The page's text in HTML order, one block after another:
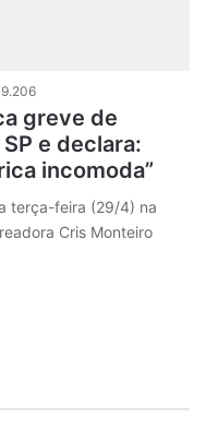
9.206
greve de
e declara:
incomoda”
terça-feira (29/4) na
Cris Monteiro